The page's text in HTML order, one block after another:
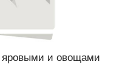
яровыми и овощами